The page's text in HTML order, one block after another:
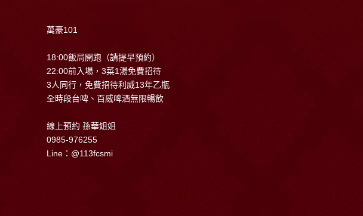
萬豪101
18:00飯局開跑（請提早預約）
22:00前入場，3菜1湯免費招待
3人同行，免費招待利威13年乙瓶
全時段台啤、百威啤酒無限暢飲
線上預約 孫華姐姐
0985-976255
Line：@113fcsmi